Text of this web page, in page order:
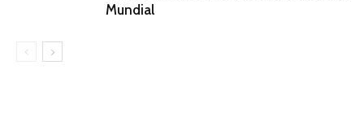
Mundial